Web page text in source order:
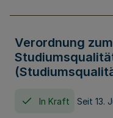
Verordnung zum
In Kraft Seit 13.